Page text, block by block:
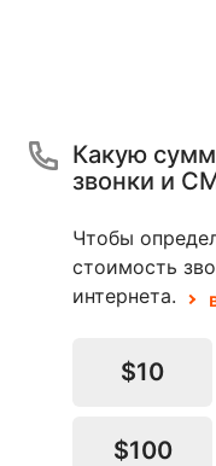
Какую
звонки и
Чтобы
стоимость
интернета.
$10
$100